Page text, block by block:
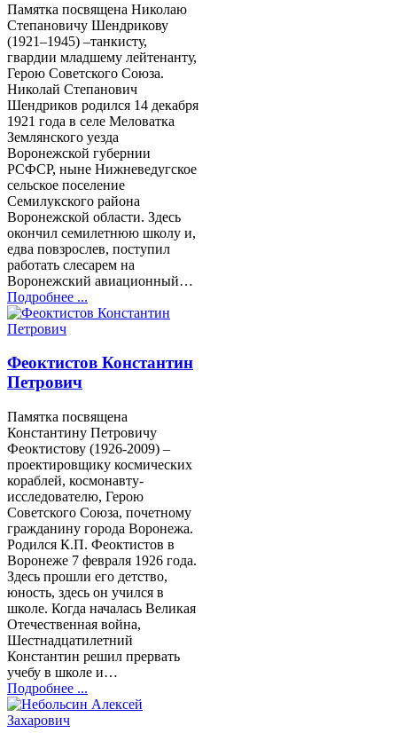
Памятка посвящена Николаю
Степановичу Шендрикову
(1921–1945) –танкисту,
гвардии младшему лейтенанту,
Герою Советского Союза.
Николай Степанович
Шендриков родился 14 декабря
1921 года в селе Меловатка
Землянского уезда
Воронежской губернии
РСФСР, ныне Нижневедугское
сельское поселение
Семилукского района
Воронежской области. Здесь
окончил семилетнюю школу и,
едва повзрослев, поступил
работать слесарем на
Воронежский авиационный…
Подробнее ...
Феоктистов Константин
Петрович
Памятка посвящена
Константину Петровичу
Феоктистову (1926-2009) –
проектировщику космических
кораблей, космонавту-
исследователю, Герою
Советского Союза, почетному
гражданину города Воронежа.
Родился К.П. Феоктистов в
Воронеже 7 февраля 1926 года.
Здесь прошли его детство,
юность, здесь он учился в
школе. Когда началась Великая
Отечественная война,
Шестнадцатилетний
Константин решил прервать
учебу в школе и…
Подробнее ...